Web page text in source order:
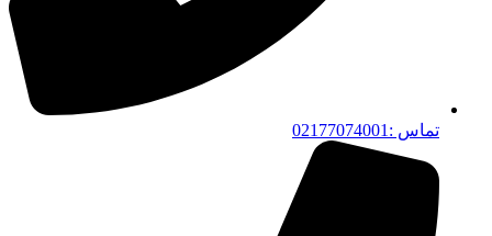
تماس :02177074001